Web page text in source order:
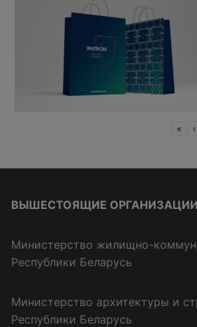
« ‹
ВЫШЕСТОЯЩИЕ ОРГАНИЗАЦИИ
Министерство жилищно-
Республики Беларусь
Министерство архитектуры и
Республики Беларусь